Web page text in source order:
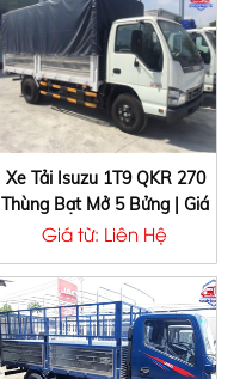
Xe Tải Isuzu 1T9 QKR 270
Thùng Bạt Mở 5 Bửng | Giá
xe tải Isuzu 1.9 Tấn 2020
Giá từ: Liên Hệ